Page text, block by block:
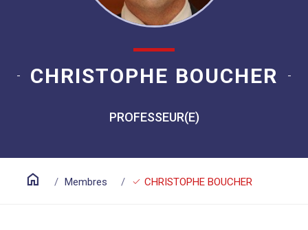
CHRISTOPHE BOUCHER
PROFESSEUR(E)
home Membres check CHRISTOPHE BOUCHER